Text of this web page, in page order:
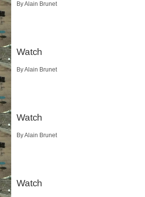
By Alain Brunet
Watch
By Alain Brunet
Watch
By Alain Brunet
Watch